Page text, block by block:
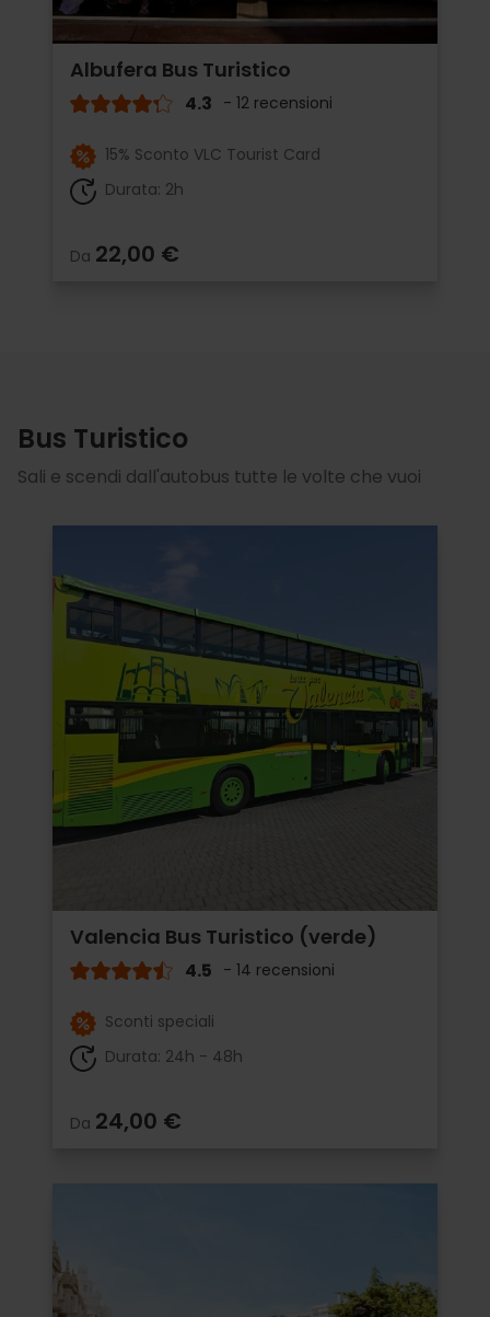
Albufera Bus Turistico
4.3 - 12 recensioni
15% Sconto VLC Tourist Card
Durata: 2h
Da 22,00 €
Bus Turistico
Sali e scendi dall'autobus tutte le volte che vuoi
Valencia Bus Turistico (verde)
4.5 - 14 recensioni
Sconti speciali
Durata: 24h - 48h
Da 24,00 €